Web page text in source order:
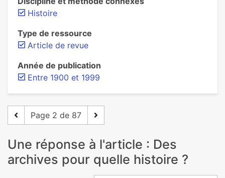
Histoire
Type de ressource
Article de revue
Année de publication
Entre 1900 et 1999
Page 2 de 87
Une réponse à l'article : Des
archives pour quelle histoire ?